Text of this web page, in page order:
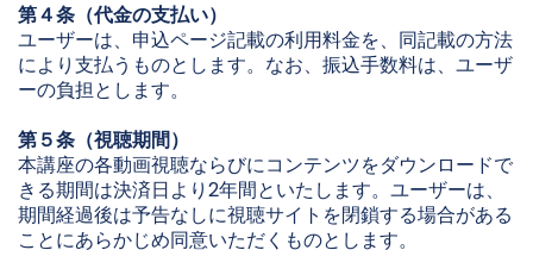
第４条（代金の支払い）
ユーザーは、申込ページ記載の利用料金を、同記載の方法
により支払うものとします。なお、振込手数料は、ユーザ
ーの負担とします。
第５条（視聴期間）
本講座の各動画視聴ならびにコンテンツをダウンロードで
きる期間は決済日より2年間といたします。ユーザーは、
期間経過後は予告なしに視聴サイトを閉鎖する場合がある
ことにあらかじめ同意いただくものとします。